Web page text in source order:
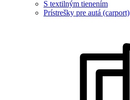
S textilným tienením
Prístrešky pre autá (carport)